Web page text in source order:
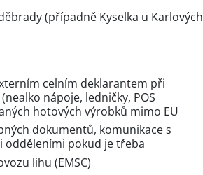
(případně Kyselka u Karlových
celním deklarantem při
nápoje, ledničky, POS
hotových výrobků mimo EU
dokumentů, komunikace s
odděleními pokud je třeba
lihu (EMSC)